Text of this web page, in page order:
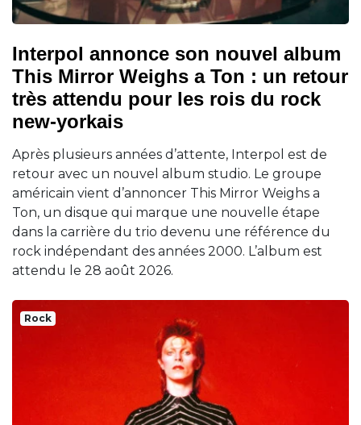
Interpol annonce son nouvel album
This Mirror Weighs a Ton : un retour
très attendu pour les rois du rock
new-yorkais
Après plusieurs années d’attente, Interpol est de
retour avec un nouvel album studio. Le groupe
américain vient d’annoncer This Mirror Weighs a
Ton, un disque qui marque une nouvelle étape
dans la carrière du trio devenu une référence du
rock indépendant des années 2000. L’album est
attendu le 28 août 2026.
Rock